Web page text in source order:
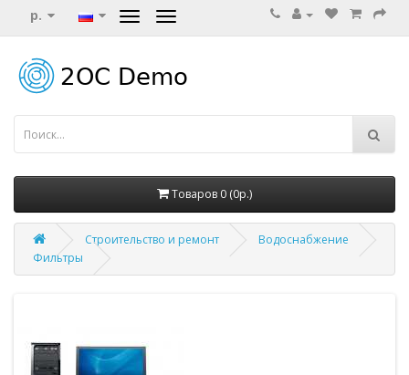
р.
Товаров 0 (0р.)
Строительство и ремонт
Водоснабжение
Фильтры